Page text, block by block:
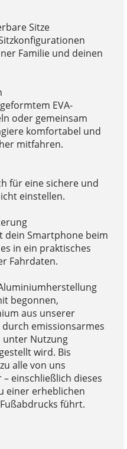
Sitze
Familie und deinen
EVA-
oder gemeinsam
komfortabel und
mitfahren.
für eine sichere und
einstellen.
dein Smartphone beim
in ein praktisches
Fahrdaten.
begonnen,
aus unserer
emissionsarmes
unter Nutzung
wird. Bis
alle von uns
einschließlich dieses
einer erheblichen
führt.